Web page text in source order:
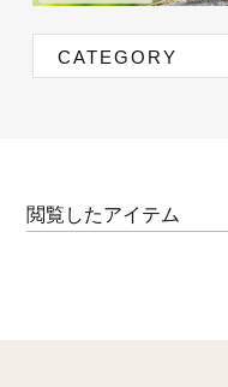
CATEGORY
閲覧したアイテム